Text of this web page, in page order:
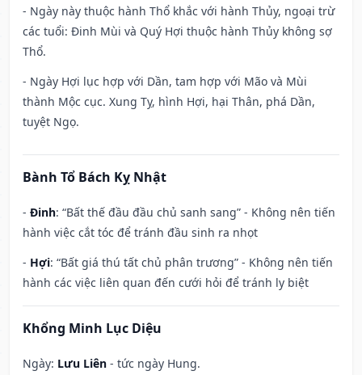
- Ngày này thuộc hành Thổ khắc với hành Thủy, ngoại trừ
các tuổi: Đinh Mùi và Quý Hợi thuộc hành Thủy không sợ
Thổ.
- Ngày Hợi lục hợp với Dần, tam hợp với Mão và Mùi
thành Mộc cục. Xung Tỵ, hình Hợi, hại Thân, phá Dần,
tuyệt Ngọ.
Bành Tổ Bách Kỵ Nhật
- Đinh: “Bất thế đầu đầu chủ sanh sang” - Không nên tiến
hành việc cắt tóc để tránh đầu sinh ra nhọt
- Hợi: “Bất giá thú tất chủ phân trương” - Không nên tiến
hành các việc liên quan đến cưới hỏi để tránh ly biệt
Khổng Minh Lục Diệu
Ngày: Lưu Liên - tức ngày Hung.